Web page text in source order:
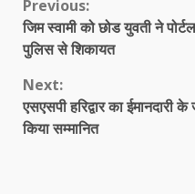
Continue
Reading
Previous:
जिम स्वामी को छोड युवती ने
पुलिस से शिकायत
Next:
एसएसपी हरिद्वार का
किया सम्मानित